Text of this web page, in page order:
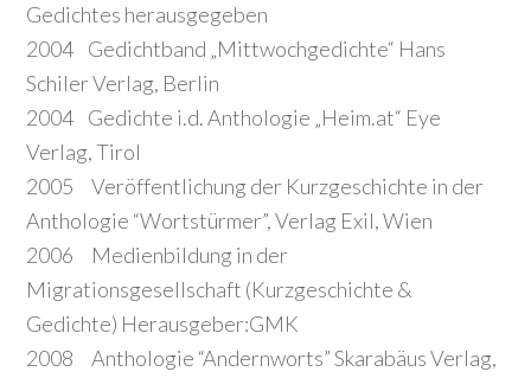
Gedichtes herausgegeben
2004 Gedichtband „Mittwochgedichte“ Hans
Schiler Verlag, Berlin
2004 Gedichte i.d. Anthologie „Heim.at“ Eye
Verlag, Tirol
2005 Veröffentlichung der Kurzgeschichte in der
Anthologie “Wortstürmer”, Verlag Exil, Wien
2006 Medienbildung in der
Migrationsgesellschaft (Kurzgeschichte &
Gedichte) Herausgeber:GMK
2008 Anthologie “Andernworts” Skarabäus Verlag,